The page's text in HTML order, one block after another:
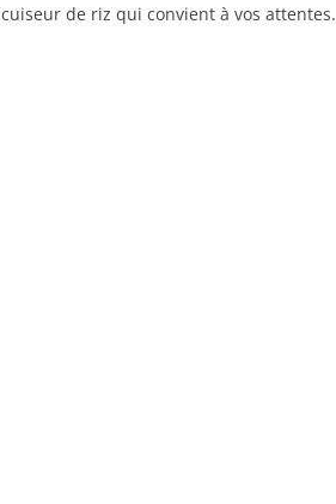
cuiseur de riz qui convient à vos attentes.